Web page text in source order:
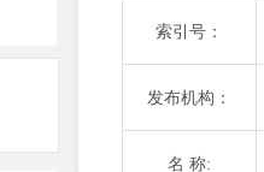
索引号：
发布机构：
名 称: